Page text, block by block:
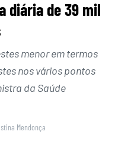
diária de 39 mil
menor em termos
nos vários pontos
da Saúde
Mendonça